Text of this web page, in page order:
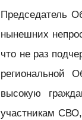
Председатель
нынешних
что не раз
региональной
высокую
участникам